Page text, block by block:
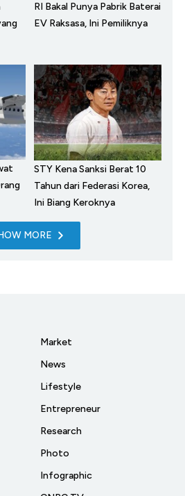
RI Bakal Punya Pabrik Baterai
EV Raksasa, Ini Pemiliknya
STY Kena Sanksi Berat 10
Tahun dari Federasi Korea,
Ini Biang Keroknya
MORE
Market
News
Lifestyle
Entrepreneur
Research
Photo
Infographic